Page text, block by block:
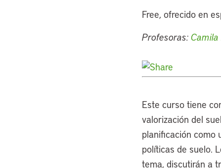
Free, ofrecido en
Profesoras:
Este curso tiene
valorización del
planificación como
políticas de suelo.
tema, discutirán a